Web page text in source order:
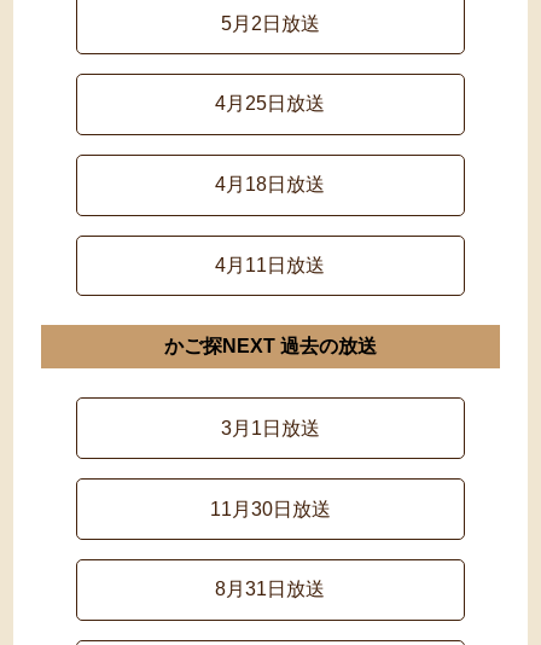
5月2日放送
4月25日放送
4月18日放送
4月11日放送
かご探NEXT 過去の放送
3月1日放送
11月30日放送
8月31日放送